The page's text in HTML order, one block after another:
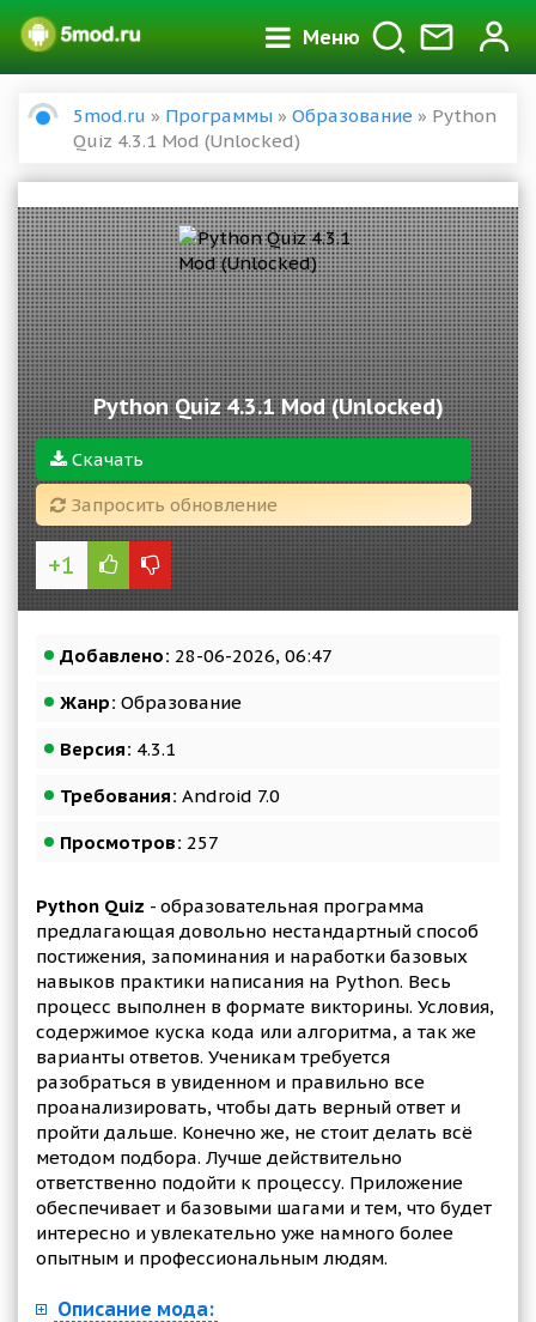
Меню
5mod.ru » Программы » Образование » Python
Quiz 4.3.1 Mod (Unlocked)
Python Quiz 4.3.1 Mod (Unlocked)
Скачать
Запросить обновление
+1
Добавлено: 28-06-2026, 06:47
Жанр: Образование
Версия: 4.3.1
Требования: Android 7.0
Просмотров: 257
Python Quiz - образовательная программа
предлагающая довольно нестандартный способ
постижения, запоминания и наработки базовых
навыков практики написания на Python. Весь
процесс выполнен в формате викторины. Условия,
содержимое куска кода или алгоритма, а так же
варианты ответов. Ученикам требуется
разобраться в увиденном и правильно все
проанализировать, чтобы дать верный ответ и
пройти дальше. Конечно же, не стоит делать всё
методом подбора. Лучше действительно
ответственно подойти к процессу. Приложение
обеспечивает и базовыми шагами и тем, что будет
интересно и увлекательно уже намного более
опытным и профессиональным людям.
Описание мода: